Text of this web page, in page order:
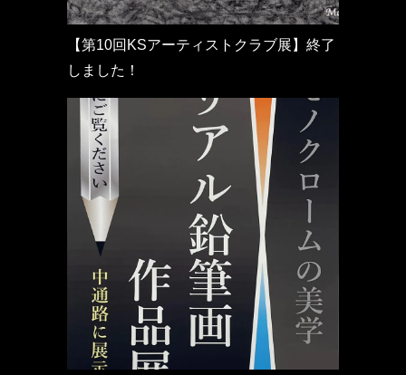
【第10回KSアーティストクラブ展】終了
しました！